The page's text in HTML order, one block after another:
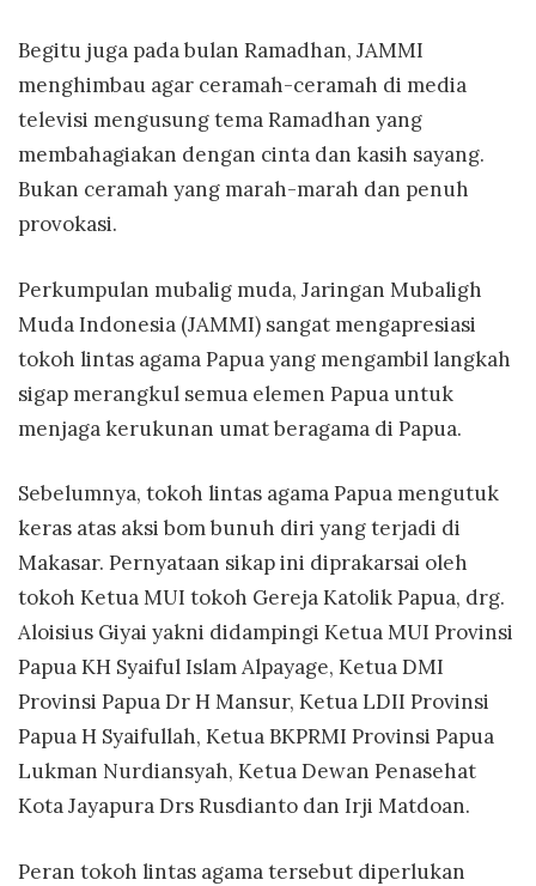
Begitu juga pada bulan Ramadhan, JAMMI
menghimbau agar ceramah-ceramah di media
televisi mengusung tema Ramadhan yang
membahagiakan dengan cinta dan kasih sayang.
Bukan ceramah yang marah-marah dan penuh
provokasi.
Perkumpulan mubalig muda, Jaringan Mubaligh
Muda Indonesia (JAMMI) sangat mengapresiasi
tokoh lintas agama Papua yang mengambil langkah
sigap merangkul semua elemen Papua untuk
menjaga kerukunan umat beragama di Papua.
Sebelumnya, tokoh lintas agama Papua mengutuk
keras atas aksi bom bunuh diri yang terjadi di
Makasar. Pernyataan sikap ini diprakarsai oleh
tokoh Ketua MUI tokoh Gereja Katolik Papua, drg.
Aloisius Giyai yakni didampingi Ketua MUI Provinsi
Papua KH Syaiful Islam Alpayage, Ketua DMI
Provinsi Papua Dr H Mansur, Ketua LDII Provinsi
Papua H Syaifullah, Ketua BKPRMI Provinsi Papua
Lukman Nurdiansyah, Ketua Dewan Penasehat
Kota Jayapura Drs Rusdianto dan Irji Matdoan.
Peran tokoh lintas agama tersebut diperlukan